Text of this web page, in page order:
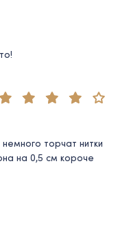
торчат нитки
на 0,5 см короче